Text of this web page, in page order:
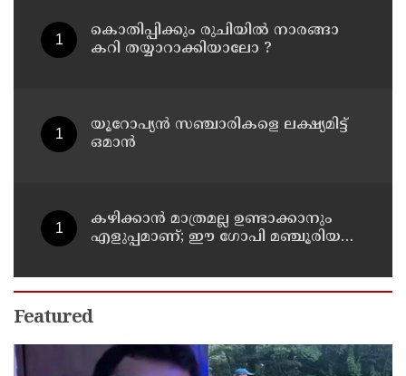
കൊതിപ്പിക്കും രുചിയിൽ നാരങ്ങാ
കറി തയ്യാറാക്കിയാലോ ?
യൂറോപ്യന്‍ സഞ്ചാരികളെ ലക്ഷ്യമിട്ട്
ഒമാന്‍
കഴിക്കാൻ മാത്രമല്ല ഉണ്ടാക്കാനും
എളുപ്പമാണ്; ഈ ഗോപി മഞ്ചൂരിയൻ
Featured